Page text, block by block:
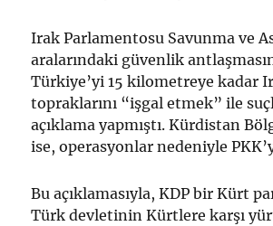
Irak Parlamentosu Savunma ve
aralarındaki güvenlik
Türkiye’yi 15 kilometreye kadar
topraklarını “işgal etmek” ile
açıklama yapmıştı. Kürdistan
ise, operasyonlar nedeniyle
Bu açıklamasıyla, KDP bir Kürt
Türk devletinin Kürtlere karşı